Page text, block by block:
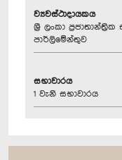
ව්‍යවස්ථාදායකය
ශ්‍රී ලංකා
පාර්ලිමේන්තුව
සභාවාරය
1 වැනි සභාවාරය